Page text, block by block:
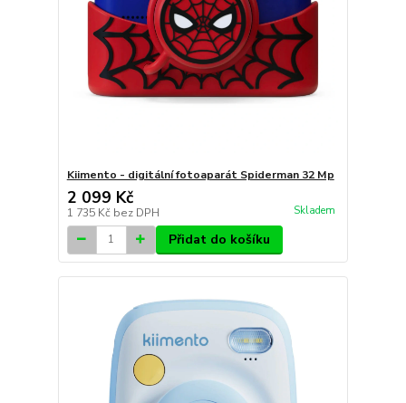
Kiimento - digitální fotoaparát Spiderman 32 Mp
2 099 Kč
1 735 Kč bez DPH Skladem
Přidat do košíku